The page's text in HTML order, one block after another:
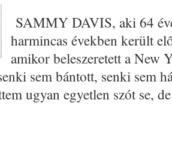
SAMMY DAVIS, aki 64
harmincas években került
amikor beleszeretett a New
sem bántott, senki sem
ugyan egyetlen szót se,